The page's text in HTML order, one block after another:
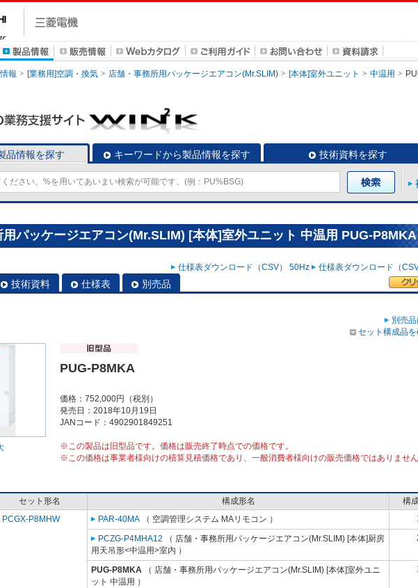
報 [業務用]空調・換気 店舗・事務所用パッケージエアコン(Mr.SLIM) [本体]室外ユニット 中温用
品情報を探す キーワードから製品情報を探す 技術資料を探す
用パッケージエアコン(Mr.SLIM) [本体]室外ユニット 中温用 PUG-P8MKA
仕様表ダウンロード（CSV） 50Hz 仕様表ダウンロード（
技術資料 仕様表 別売品
別売
セット構成品
PUG-P8MKA
価格：752,000円（税別）
発売日：2018年10月19日
JANコード：4902901849251
※この製品は旧型品です。価格は販売終了時点での価格です。
※この価格は事業者様向けの積算見積価格であり、一般消費者様向けの販売価格ではありませ
セット形名 構成形名
構
PCGX-P8MHW
PAR-40MA （ 空調管理システム MAリモコン ）
PCZG-P4MHA12 （ 店舗・事務所用パッケージエアコン(Mr.SLIM) [本体]厨房
用天吊形<中温用>室内 ）
PUG-P8MKA （ 店舗・事務所用パッケージエアコン(Mr.SLIM) [本体]室外ユニ
ット 中温用 ）